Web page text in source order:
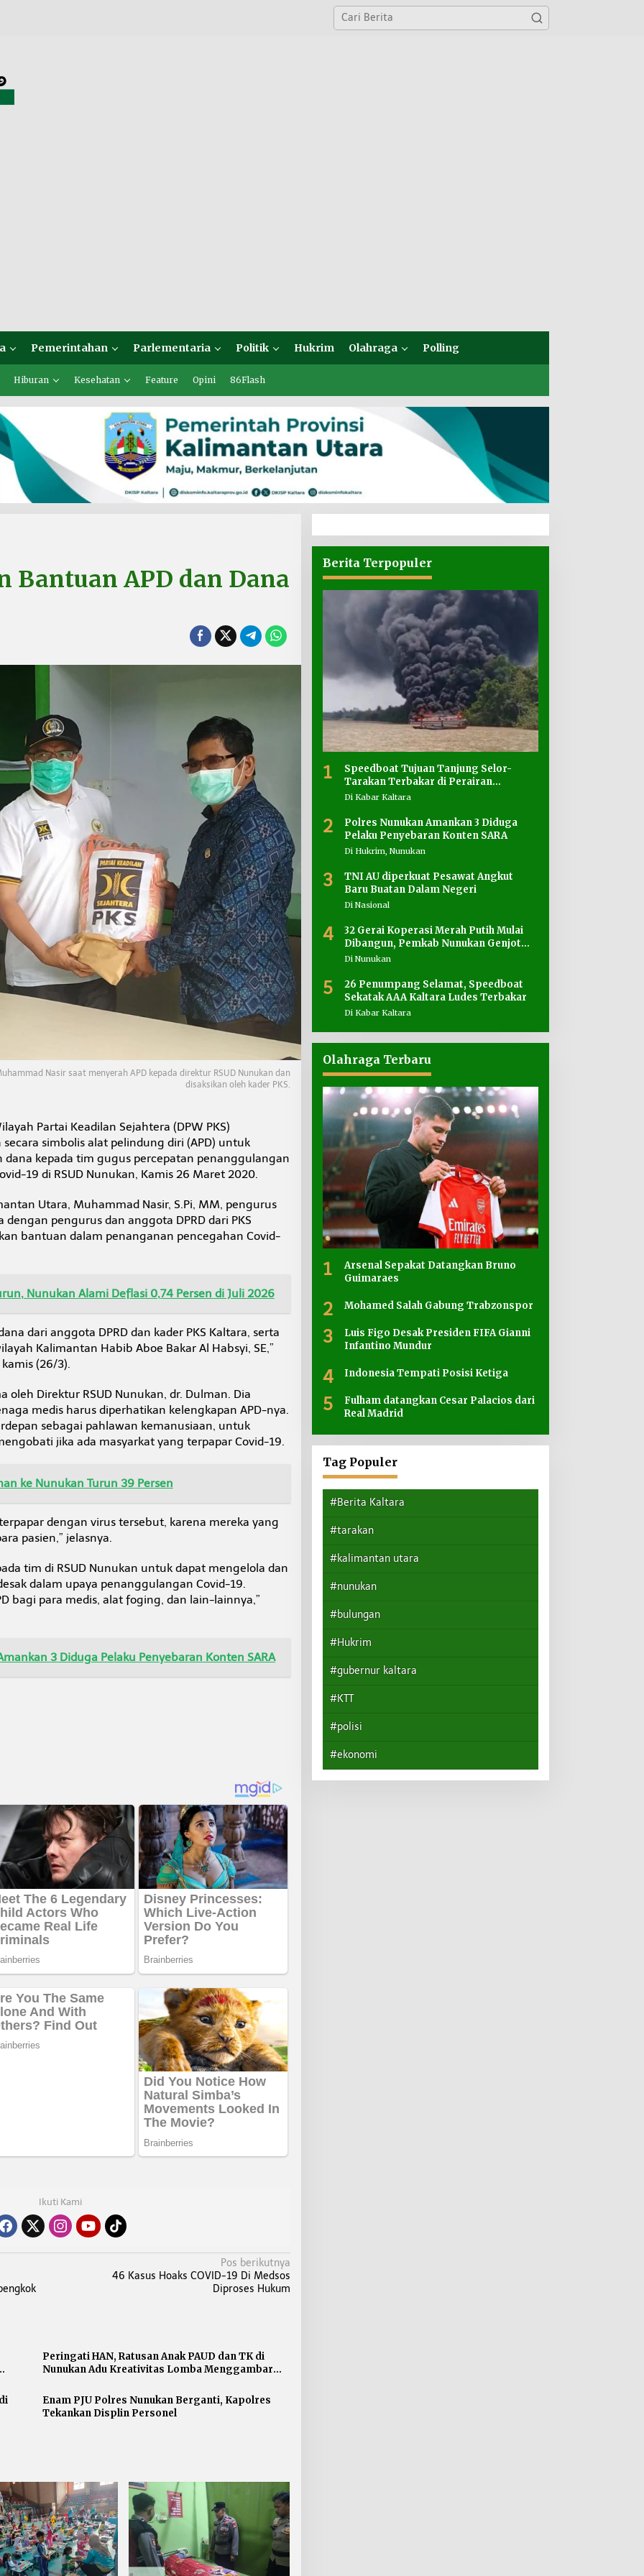
Pemerintahan Parlementaria Politik Hukrim Olahraga Polling
Hiburan Kesehatan Feature Opini 86Flash
Bantuan APD dan Dana
Nasir saat menyerah APD kepada direktur RSUD Nunukan dan
disaksikan oleh kader PKS.
Partai Keadilan Sejahtera (DPW PKS)
simbolis alat pelindung diri (APD) untuk
kepada tim gugus percepatan penanggulangan
19 di RSUD Nunukan, Kamis 26 Maret 2020.
Utara, Muhammad Nasir, S.Pi, MM, pengurus
dengan pengurus dan anggota DPRD dari PKS
bantuan dalam penanganan pencegahan Covid-
Nunukan Alami Deflasi 0,74 Persen di Juli 2026
dari anggota DPRD dan kader PKS Kaltara, serta
Kalimantan Habib Aboe Bakar Al Habsyi, SE,”
(26/3).
Direktur RSUD Nunukan, dr. Dulman. Dia
medis harus diperhatikan kelengkapan APD-nya.
sebagai pahlawan kemanusiaan, untuk
jika ada masyarkat yang terpapar Covid-19.
ke Nunukan Turun 39 Persen
dengan virus tersebut, karena mereka yang
pasien,” jelasnya.
tim di RSUD Nunukan untuk dapat mengelola dan
dalam upaya penanggulangan Covid-19.
bagi para medis, alat foging, dan lain-lainnya,”
3 Diduga Pelaku Penyebaran Konten SARA
Ikuti Kami
Pos berikutnya
46 Kasus Hoaks COVID-19 Di Medsos
Diproses Hukum
Peringati HAN, Ratusan Anak PAUD dan TK di
Nunukan Adu Kreativitas Lomba Menggambar
Enam PJU Polres Nunukan Berganti, Kapolres
Tekankan Displin Personel
Berita Terpopuler
1
Speedboat Tujuan Tanjung Selor-
Tarakan Terbakar di Perairan
Salimbatu
Di Kabar Kaltara
2
Polres Nunukan Amankan 3 Diduga
Pelaku Penyebaran Konten SARA
Di Hukrim, Nunukan
3
TNI AU diperkuat Pesawat Angkut
Baru Buatan Dalam Negeri
Di Nasional
4
32 Gerai Koperasi Merah Putih Mulai
Dibangun, Pemkab Nunukan Genjot
Penyediaan Lahan
Di Nunukan
5
26 Penumpang Selamat, Speedboat
Sekatak AAA Kaltara Ludes Terbakar
Di Kabar Kaltara
Olahraga Terbaru
1
Arsenal Sepakat Datangkan Bruno
Guimaraes
2 Mohamed Salah Gabung Trabzonspor
3
Luis Figo Desak Presiden FIFA Gianni
Infantino Mundur
4 Indonesia Tempati Posisi Ketiga
5
Fulham datangkan Cesar Palacios dari
Real Madrid
Tag Populer
#Berita Kaltara
#tarakan
#kalimantan utara
#nunukan
#bulungan
#Hukrim
#gubernur kaltara
#KTT
#polisi
#ekonomi